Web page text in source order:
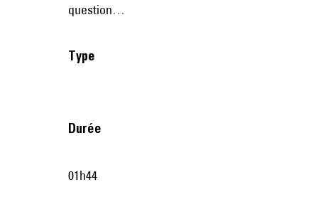
question…
Type
Durée
01h44